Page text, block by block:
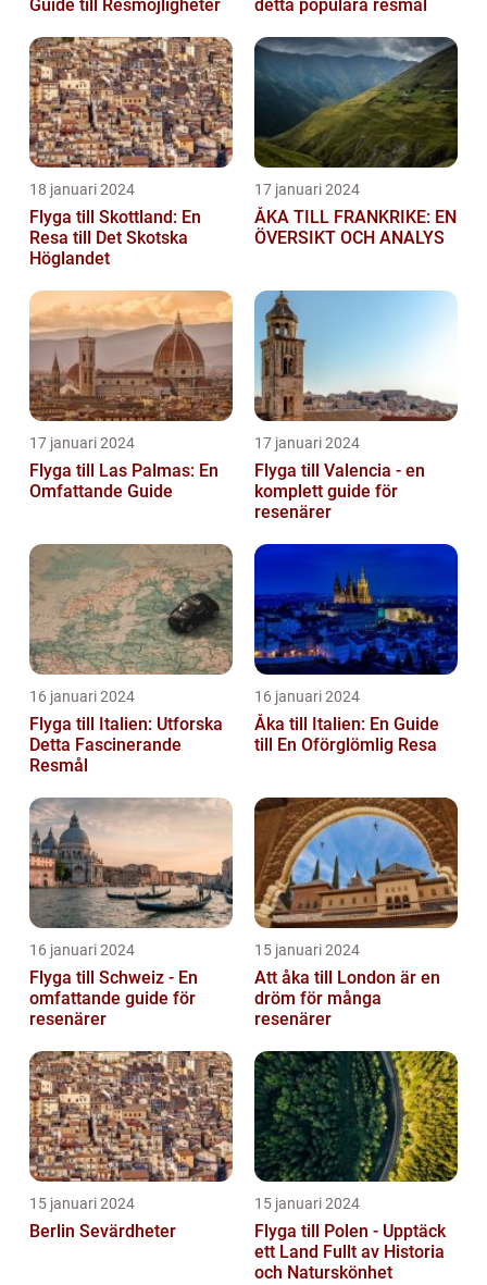
Guide till Resmöjligheter detta populära resmål
18 januari 2024
Flyga till Skottland: En
Resa till Det Skotska
Höglandet
17 januari 2024
ÅKA TILL FRANKRIKE: EN
ÖVERSIKT OCH ANALYS
17 januari 2024
Flyga till Las Palmas: En
Omfattande Guide
17 januari 2024
Flyga till Valencia - en
komplett guide för
resenärer
16 januari 2024
Flyga till Italien: Utforska
Detta Fascinerande
Resmål
16 januari 2024
Åka till Italien: En Guide
till En Oförglömlig Resa
16 januari 2024
Flyga till Schweiz - En
omfattande guide för
resenärer
15 januari 2024
Att åka till London är en
dröm för många
resenärer
15 januari 2024
Berlin Sevärdheter
15 januari 2024
Flyga till Polen - Upptäck
ett Land Fullt av Historia
och Naturskönhet